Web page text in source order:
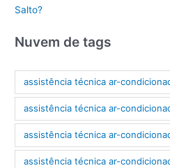
Salto?
Nuvem de tags
assistência técnica ar-
assistência técnica ar-
assistência técnica ar-
assistência técnica ar-